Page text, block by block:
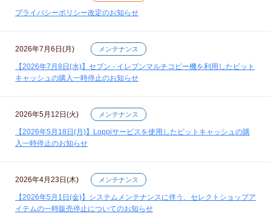
プライバシーポリシー改定のお知らせ
2026年7月6日(月) メンテナンス
【2026年7月8日(水)】セブン - イレブンマルチコピー機を利用したビット
キャッシュの購入一時停止のお知らせ
2026年5月12日(火) メンテナンス
【2026年5月18日(月)】Loppiサービスを使用したビットキャッシュの購
入一時停止のお知らせ
2026年4月23日(木) メンテナンス
【2026年5月1日(金)】システムメンテナンスに伴う、セレクトショップア
イテムの一時販売停止についてのお知らせ